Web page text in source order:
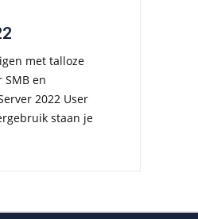
met talloze
SMB en
2022 User
staan je